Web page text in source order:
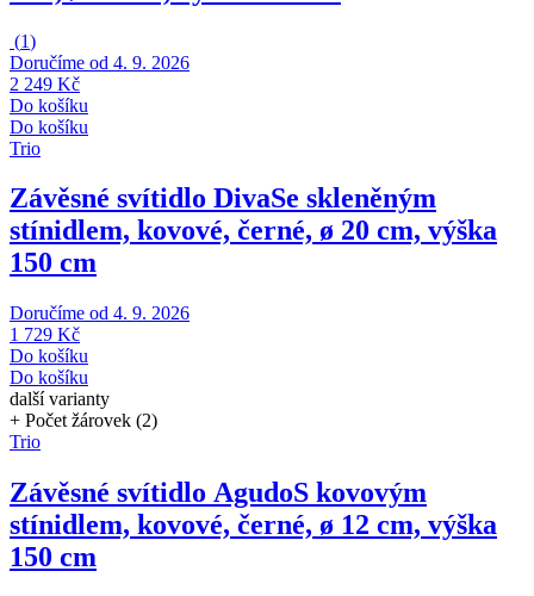
(1)
Doručíme od 4. 9. 2026
2 249 Kč
Do košíku
Do košíku
Trio
Závěsné svítidlo DivaSe skleněným
stínidlem, kovové, černé, ø 20 cm, výška
150 cm
Doručíme od 4. 9. 2026
1 729 Kč
Do košíku
Do košíku
další varianty
+ Počet žárovek (2)
Trio
Závěsné svítidlo AgudoS kovovým
stínidlem, kovové, černé, ø 12 cm, výška
150 cm